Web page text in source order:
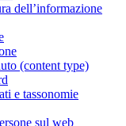
dell’informazione
(content type)
e tassonomie
sul web